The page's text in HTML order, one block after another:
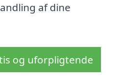
af dine
og uforpligtende